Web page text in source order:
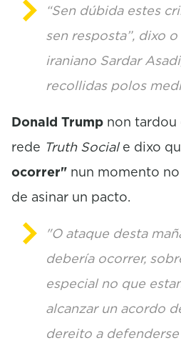
“Sen dúbida estes
sen resposta”, dixo
iraniano Sardar
recollidas polos
Donald Trump non tardou
rede Truth Sociale dixo
ocorrer" nun momento
de asinar un pacto.
"O ataque desta
debería ocorrer,
especial no que
alcanzar un acordo
dereito a